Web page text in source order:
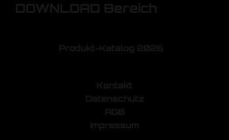
DOWNLOAD Bereich
Produkt-Katalog 2026
Kontakt
Datenschutz
AGB
Impressum